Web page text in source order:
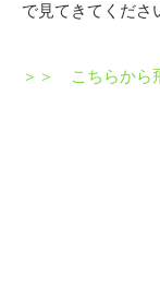
で見てきてくださ
＞＞ こちらから